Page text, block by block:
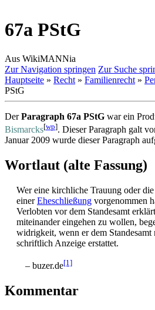
67a PStG
Aus WikiMANNia
Zur Navigation springen Zur Suche
Hauptseite » Recht » Familienrecht »
PStG
DerParagraph 67a PStG war ein
Bismarcks[wp]. Dieser Paragraph galt
Januar 2009 wurde dieser Paragraph
Wortlaut (alte Fassung)
Wer eine kirchliche Trauung oder die
einerEheschließung vorgenommen
Verlobten vor dem Standesamt
miteinander eingehen zu wollen,
widrigkeit, wenn er dem
schriftlich Anzeige erstattet.
– buzer.de[1]
Kommentar